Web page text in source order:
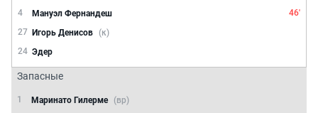
4
Мануэл Фернандеш
46'
27 Игорь Денисов (к)
24 Эдер
Запасные
1 Маринато Гилерме
(вр)